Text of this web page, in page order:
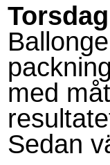
med
Sedan